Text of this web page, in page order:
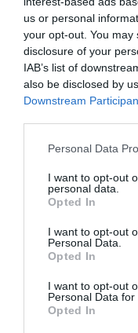
us or personal
your opt-out. You
disclosure of your
IAB’s list of
also be disclosed by
Downstream
Personal Data
I want to opt-out
personal data.
Opted In
I want to opt-out
Personal Data.
Opted In
I want to opt-out
Personal Data for
Opted In
Σήμερα το λέμε
Ιταλία
Κροατία
Μάλτα